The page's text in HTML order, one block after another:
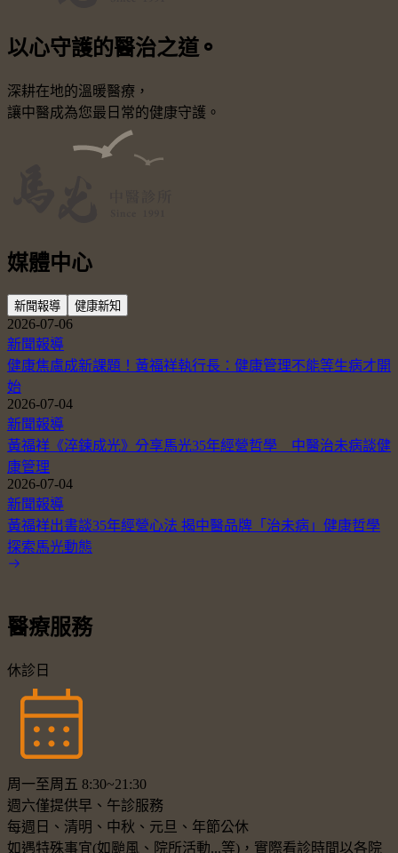
以心守護的醫治之道 ⚬
深耕在地的溫暖醫療，
讓中醫成為您最日常的健康守護。
媒體中心
新聞報導 健康新知
2026-07-06
新聞報導
健康焦慮成新課題！黃福祥執行長：健康管理不能等生病才開
始
2026-07-04
新聞報導
黃福祥《淬鍊成光》分享馬光35年經營哲學 中醫治未病談健
康管理
2026-07-04
新聞報導
黃福祥出書談35年經營心法 揭中醫品牌「治未病」健康哲學
探索馬光動態
醫療服務
休診日
周一至周五 8:30~21:30
週六僅提供早、午診服務
每週日、清明、中秋、元旦、年節公休
如遇特殊事宜(如颱風、院所活動...等)，實際看診時間以各院